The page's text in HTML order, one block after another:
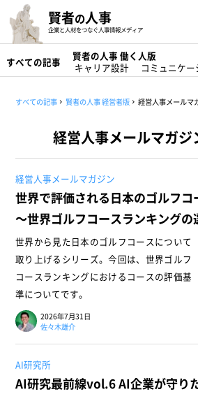
賢者の人事
企業と人材をつなぐ人事情報メディア
すべての記事
賢者の人事 働く人版
キャリア設計
コミュニケ
すべての記事 賢者の人事 経営者版 経営人事メールマ
経営人事メールマガジ
経営人事メールマガジン
世界で評価される日本のゴルフ
～世界ゴルフコースランキングの
世界から見た日本のゴルフコースについて
取り上げるシリーズ。今回は、世界ゴルフ
コースランキングにおけるコースの評価基
準についてです。
2026年7月31日
佐々木雄介
AI研究所
AI研究最前線vol.6 AI企業が守り